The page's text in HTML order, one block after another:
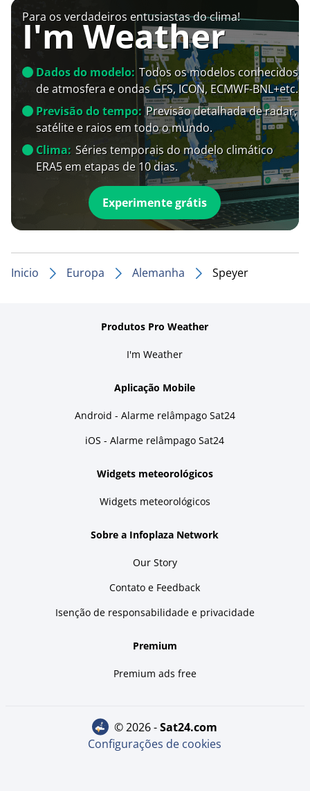
Para os verdadeiros entusiastas do clima!
I'm Weather
Dados do modelo: Todos os modelos conhecidos
de atmosfera e ondas GFS, ICON, ECMWF-BNL+etc.
Previsão do tempo: Previsão detalhada de radar,
satélite e raios em todo o mundo.
Clima: Séries temporais do modelo climático
ERA5 em etapas de 10 dias.
Experimente grátis
Inicio Europa Alemanha Speyer
Produtos Pro Weather
I'm Weather
Aplicação Mobile
Android - Alarme relâmpago Sat24
iOS - Alarme relâmpago Sat24
Widgets meteorológicos
Widgets meteorológicos
Sobre a Infoplaza Network
Our Story
Contato e Feedback
Isenção de responsabilidade e privacidade
Premium
Premium ads free
© 2026 - sat24.com
Configurações de cookies